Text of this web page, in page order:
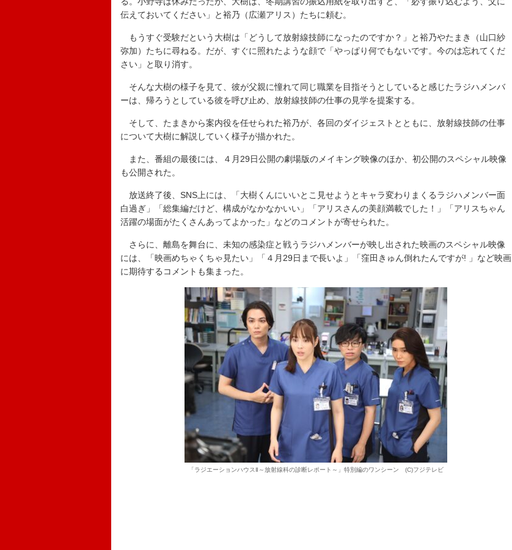
伝えておいてください」と裕乃（広瀬アリス）たちに頼む。
もうすぐ受験だという大樹は「どうして放射線技師になったのですか？」と裕乃やたまき（山口紗
弥加）たちに尋ねる。だが、すぐに照れたような顔で「やっぱり何でもないです。今のは忘れてくだ
さい」と取り消す。
そんな大樹の様子を見て、彼が父親に憧れて同じ職業を目指そうとしていると感じたラジハメンバ
ーは、帰ろうとしている彼を呼び止め、放射線技師の仕事の見学を提案する。
そして、たまきから案内役を任せられた裕乃が、各回のダイジェストとともに、放射線技師の仕事
について大樹に解説していく様子が描かれた。
また、番組の最後には、４月29日公開の劇場版のメイキング映像のほか、初公開のスペシャル映像
も公開された。
放送終了後、SNS上には、「大樹くんにいいとこ見せようとキャラ変わりまくるラジハメンバー面
白過ぎ」「総集編だけど、構成がなかなかいい」「アリスさんの美顔満載でした！」「アリスちゃん
活躍の場面がたくさんあってよかった」などのコメントが寄せられた。
さらに、離島を舞台に、未知の感染症と戦うラジハメンバーが映し出された映画のスペシャル映像
には、「映画めちゃくちゃ見たい」「４月29日まで長いよ」「窪田きゅん倒れたんですが! 」など映画
に期待するコメントも集まった。
「ラジエーションハウスⅡ～放射線科の診断レポート～」特別編のワンシーン (C)フジテレビ